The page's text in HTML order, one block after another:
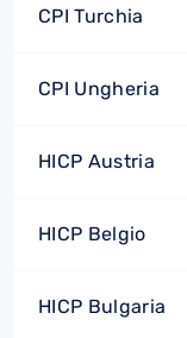
CPI Turchia
CPI Ungheria
HICP Austria
HICP Belgio
HICP Bulgaria